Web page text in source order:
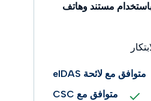
باستخدام مستند وهاتف
متوافق مع لائحة eIDAS
متوافق مع CSC